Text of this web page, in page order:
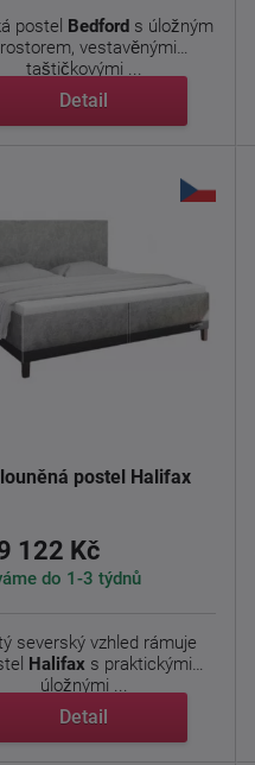
postel Bedfords úložným
vestavěnými
taštičkovými ...
Detail
postel Halifax
122 Kč
do 1-3 týdnů
severský vzhled rámuje
Halifaxs praktickými
úložnými ...
Detail